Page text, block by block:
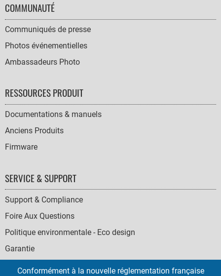
COMMUNAUTÉ
Communiqués de presse
Photos événementielles
Ambassadeurs Photo
RESSOURCES PRODUIT
Documentations & manuels
Anciens Produits
Firmware
SERVICE & SUPPORT
Support & Compliance
Foire Aux Questions
Politique environmentale - Eco design
Garantie
Conformément à la nouvelle réglementation française